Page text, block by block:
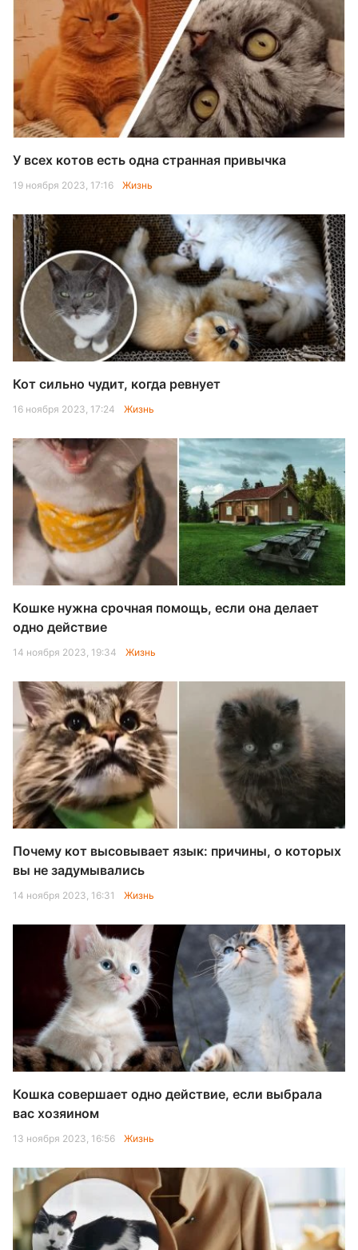
У всех котов есть одна странная привычка
19 ноября 2023, 17:16 Жизнь
Кот сильно чудит, когда ревнует
16 ноября 2023, 17:24 Жизнь
Кошке нужна срочная помощь, если она делает
одно действие
14 ноября 2023, 19:34 Жизнь
Почему кот высовывает язык: причины, о которых
вы не задумывались
14 ноября 2023, 16:31 Жизнь
Кошка совершает одно действие, если выбрала
вас хозяином
13 ноября 2023, 16:56 Жизнь